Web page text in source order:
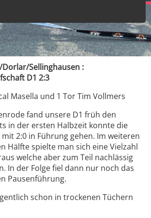
Dorlar/Sellinghausen :
D1 2:3
Masella und 1 Tor Tim Vollmers
fand unsere D1 früh den
in der ersten Halbzeit konnte die
2:0 in Führung gehen. Im weiteren
Hälfte spielte man sich eine Vielzahl
welche aber zum Teil nachlässig
In der Folge fiel dann nur noch das
Pausenführung.
schon in trockenen Tüchern